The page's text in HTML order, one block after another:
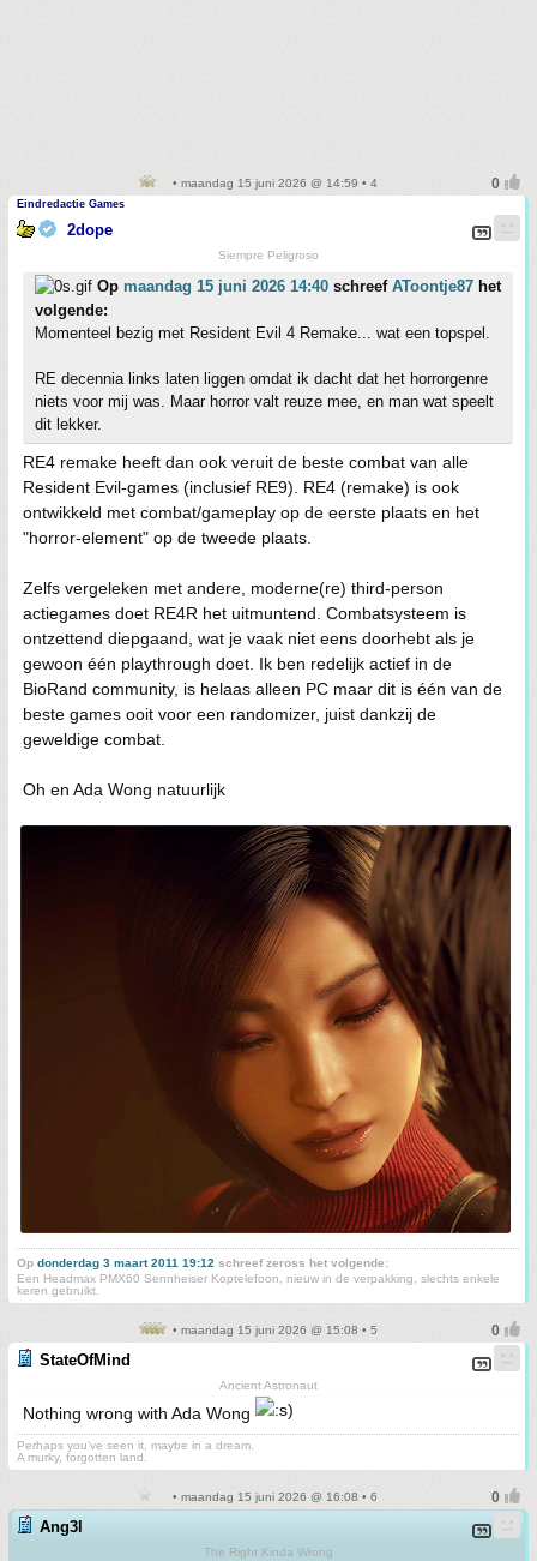
• maandag 15 juni 2026 @ 14:59 • 4
Eindredactie Games
2dope
Siempre Peligroso
Op maandag 15 juni 2026 14:40 schreef AToontje87 het
volgende:
Momenteel bezig met Resident Evil 4 Remake... wat een topspel.
RE decennia links laten liggen omdat ik dacht dat het horrorgenre
niets voor mij was. Maar horror valt reuze mee, en man wat speelt
dit lekker.
RE4 remake heeft dan ook veruit de beste combat van alle
Resident Evil-games (inclusief RE9). RE4 (remake) is ook
ontwikkeld met combat/gameplay op de eerste plaats en het
"horror-element" op de tweede plaats.
Zelfs vergeleken met andere, moderne(re) third-person
actiegames doet RE4R het uitmuntend. Combatsysteem is
ontzettend diepgaand, wat je vaak niet eens doorhebt als je
gewoon één playthrough doet. Ik ben redelijk actief in de
BioRand community, is helaas alleen PC maar dit is één van de
beste games ooit voor een randomizer, juist dankzij de
geweldige combat.
Oh en Ada Wong natuurlijk
Op donderdag 3 maart 2011 19:12 schreef zeross het volgende:
Een Headmax PMX60 Sennheiser Koptelefoon, nieuw in de verpakking, slechts enkele
keren gebruikt.
• maandag 15 juni 2026 @ 15:08 • 5
StateOfMind
Ancient Astronaut
Nothing wrong with Ada Wong
Perhaps you've seen it, maybe in a dream.
A murky, forgotten land.
• maandag 15 juni 2026 @ 16:08 • 6
Ang3l
The Right Kinda Wrong